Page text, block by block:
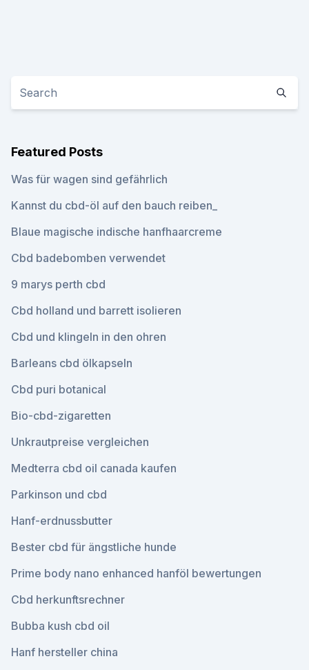
Featured Posts
Was für wagen sind gefährlich
Kannst du cbd-öl auf den bauch reiben_
Blaue magische indische hanfhaarcreme
Cbd badebomben verwendet
9 marys perth cbd
Cbd holland und barrett isolieren
Cbd und klingeln in den ohren
Barleans cbd ölkapseln
Cbd puri botanical
Bio-cbd-zigaretten
Unkrautpreise vergleichen
Medterra cbd oil canada kaufen
Parkinson und cbd
Hanf-erdnussbutter
Bester cbd für ängstliche hunde
Prime body nano enhanced hanföl bewertungen
Cbd herkunftsrechner
Bubba kush cbd oil
Hanf hersteller china